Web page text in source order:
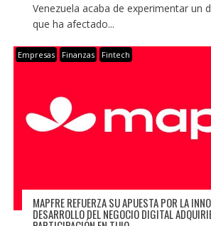
Venezuela acaba de experimentar un
que ha afectado...
Empresas Finanzas Fintech
MAPFRE REFUERZA SU APUESTA POR LA
DESARROLLO DEL NEGOCIO DIGITAL